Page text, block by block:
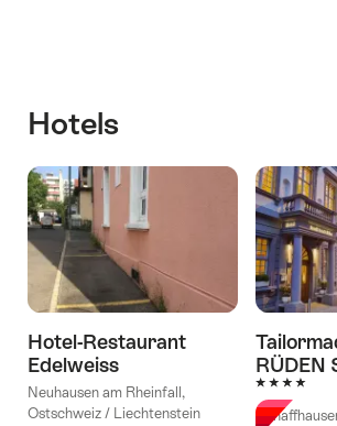
Hotels
Hotel-Restaurant
Edelweiss
Neuhausen am Rheinfall,
Ostschweiz / Liechtenstein
RÜDEN
4 Sterne